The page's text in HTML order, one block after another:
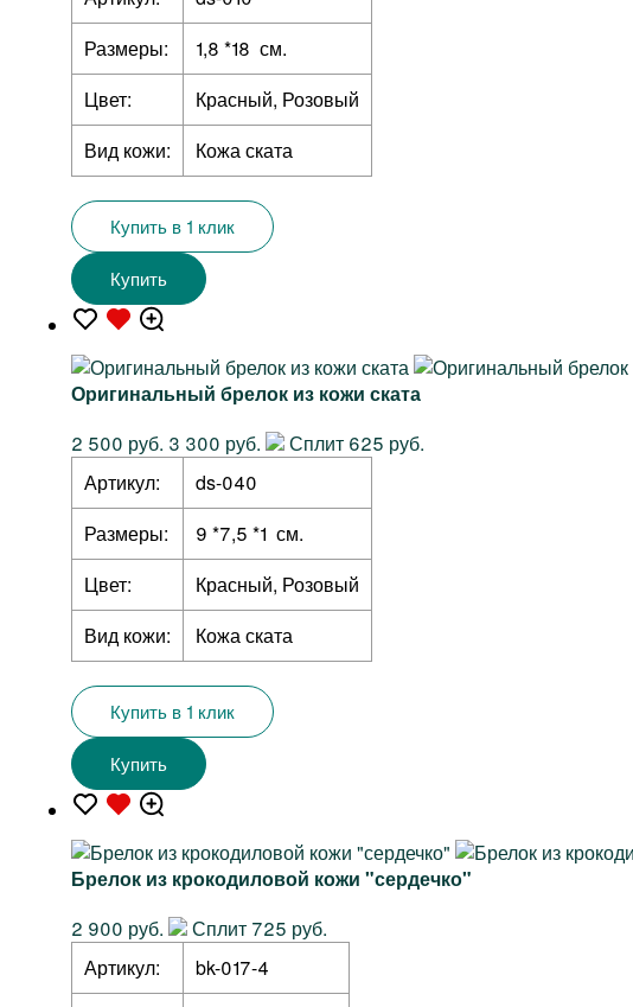
Размеры:
1,8 *18 см.
Цвет:
Красный, Розовый
Вид кожи:
Кожа ската
Купить в 1 клик
Купить
Оригинальный брелок из кожи ската
2 500 руб. 3 300 руб.
Сплит 625 руб.
Артикул:
ds-040
Размеры:
9 *7,5 *1 см.
Цвет:
Красный, Розовый
Вид кожи:
Кожа ската
Купить в 1 клик
Купить
Брелок из крокодиловой кожи "сердечко"
2 900 руб.
Сплит 725 руб.
Артикул:
bk-017-4